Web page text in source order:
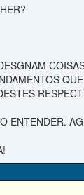
ENTENDER.